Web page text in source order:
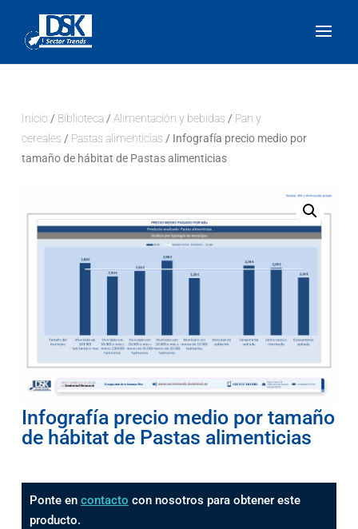
Inicio / Biblioteca/ Alimentación y bebidas / Pan y
cereales / Pastas alimenticias / Infografía precio medio por
tamaño de hábitat de Pastas alimenticias
Infografía precio medio por tamaño
de hábitat de Pastas alimenticias
Ponte en contacto con nosotros para obtener este
producto.